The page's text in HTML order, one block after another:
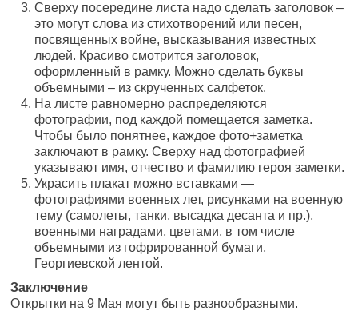
Сверху посередине листа надо сделать заголовок –
это могут слова из стихотворений или песен,
посвященных войне, высказывания известных
людей. Красиво смотрится заголовок,
оформленный в рамку. Можно сделать буквы
объемными – из скрученных салфеток.
На листе равномерно распределяются
фотографии, под каждой помещается заметка.
Чтобы было понятнее, каждое фото+заметка
заключают в рамку. Сверху над фотографией
указывают имя, отчество и фамилию героя заметки.
Украсить плакат можно вставками —
фотографиями военных лет, рисунками на военную
тему (самолеты, танки, высадка десанта и пр.),
военными наградами, цветами, в том числе
объемными из гофрированной бумаги,
Георгиевской лентой.
Заключение
Открытки на 9 Мая могут быть разнообразными.